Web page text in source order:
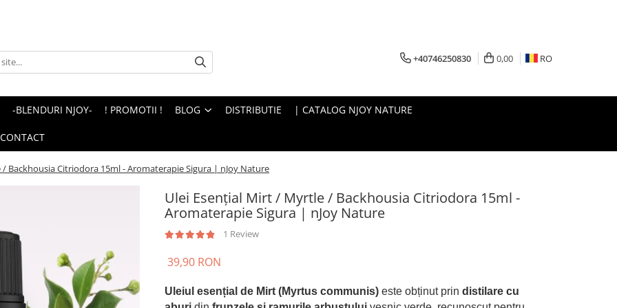
+40746250830 0,00 RO
-BLENDURI NJOY- ! PROMOTII ! BLOG DISTRIBUTIE | CATALOG NJOY NATURE
CONTACT
Backhousia Citriodora 15ml - Aromaterapie Sigura | nJoy Nature
Ulei Esenţial Mirt / Myrtle / Backhousia Citriodora 15ml -
Aromaterapie Sigura | nJoy Nature
1 Review
39,90 RON
Uleiul esențial de Mirt (Myrtus communis) este obținut prin distilare cu